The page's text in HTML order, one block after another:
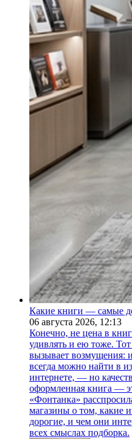
Какие книги — самые
06 августа 2026, 12:13
Конечно, не цена в
удивлять и ею тоже.
вызывает возмущения:
всегда можно найти в
интернете, — но
оформленная книга —
«Фонтанка»
магазины о том, какие
дорогие, и чем они
всех смыслах подборка.